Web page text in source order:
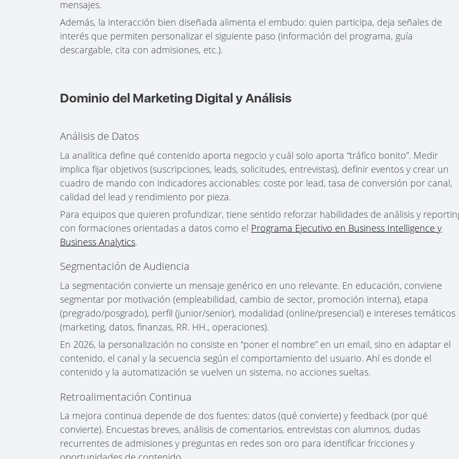
mensajes.
Además, la interacción bien diseñada alimenta el embudo: quien participa, deja señales de
interés que permiten personalizar el siguiente paso (información del programa, guía
descargable, cita con admisiones, etc.).
Dominio del Marketing Digital y Análisis
Análisis de Datos
La analítica define qué contenido aporta negocio y cuál solo aporta “tráfico bonito”. Medir
implica fijar objetivos (suscripciones, leads, solicitudes, entrevistas), definir eventos y crear un
cuadro de mando con indicadores accionables: coste por lead, tasa de conversión por canal,
calidad del lead y rendimiento por pieza.
Para equipos que quieren profundizar, tiene sentido reforzar habilidades de análisis y
con formaciones orientadas a datos como el Programa Ejecutivo en Business Intelligence y
Business Analytics.
Segmentación de Audiencia
La segmentación convierte un mensaje genérico en uno relevante. En educación, conviene
segmentar por motivación (empleabilidad, cambio de sector, promoción interna), etapa
(pregrado/posgrado), perfil (junior/senior), modalidad (online/presencial) e intereses temáticos
(marketing, datos, finanzas, RR. HH., operaciones).
En 2026, la personalización no consiste en “poner el nombre” en un email, sino en adaptar el
contenido, el canal y la secuencia según el comportamiento del usuario. Ahí es donde el
contenido y la automatización se vuelven un sistema, no acciones sueltas.
Retroalimentación Continua
La mejora continua depende de dos fuentes: datos (qué convierte) y feedback (por qué
convierte). Encuestas breves, análisis de comentarios, entrevistas con alumnos, dudas
recurrentes de admisiones y preguntas en redes son oro para identificar fricciones y